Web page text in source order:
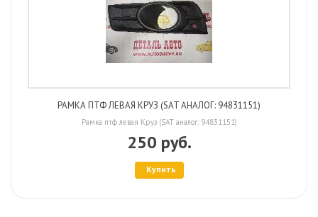
РАМКА ПТФ ЛЕВАЯ КРУЗ (SAT АНАЛОГ: 94831151)
Рамка птф левая Круз (SAT аналог: 94831151)
250 руб.
Купить